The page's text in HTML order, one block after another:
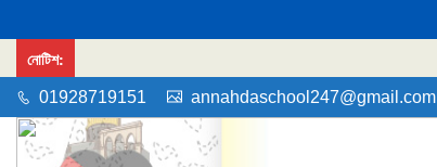
নোটিশ:
01928719151 annahdaschool247@gmail.com